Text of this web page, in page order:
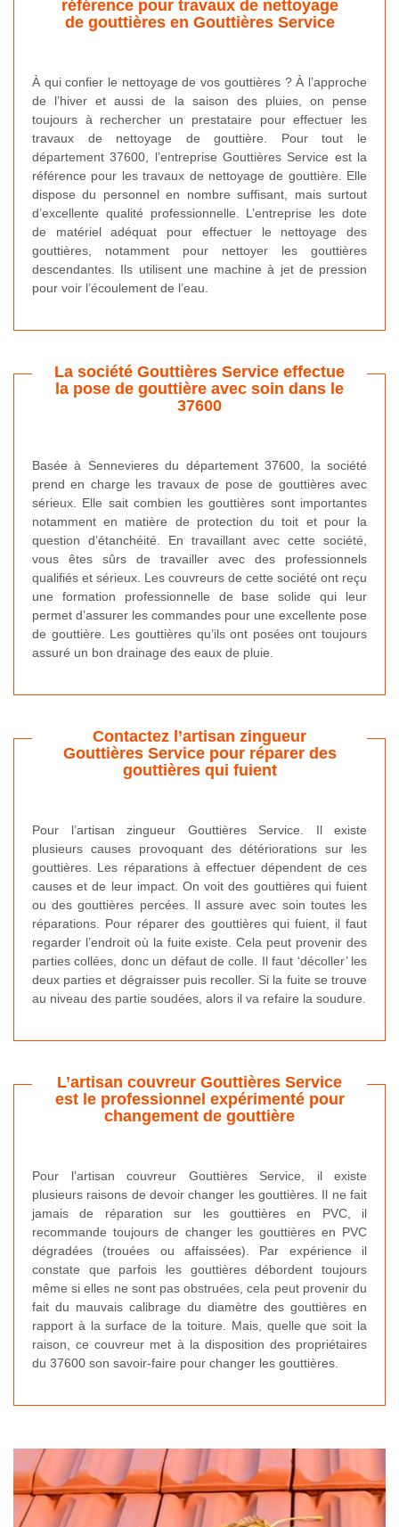
référence pour travaux de nettoyage
de gouttières en Gouttières Service
À qui confier le nettoyage de vos gouttières ? À l’approche
de l’hiver et aussi de la saison des pluies, on pense
toujours à rechercher un prestataire pour effectuer les
travaux de nettoyage de gouttière. Pour tout le
département 37600, l’entreprise Gouttières Service est la
référence pour les travaux de nettoyage de gouttière. Elle
dispose du personnel en nombre suffisant, mais surtout
d’excellente qualité professionnelle. L’entreprise les dote
de matériel adéquat pour effectuer le nettoyage des
gouttières, notamment pour nettoyer les gouttières
descendantes. Ils utilisent une machine à jet de pression
pour voir l’écoulement de l’eau.
La société Gouttières Service effectue
la pose de gouttière avec soin dans le
37600
Basée à Sennevieres du département 37600, la société
prend en charge les travaux de pose de gouttières avec
sérieux. Elle sait combien les gouttières sont importantes
notamment en matière de protection du toit et pour la
question d’étanchéité. En travaillant avec cette société,
vous êtes sûrs de travailler avec des professionnels
qualifiés et sérieux. Les couvreurs de cette société ont reçu
une formation professionnelle de base solide qui leur
permet d’assurer les commandes pour une excellente pose
de gouttière. Les gouttières qu’ils ont posées ont toujours
assuré un bon drainage des eaux de pluie.
Contactez l’artisan zingueur
Gouttières Service pour réparer des
gouttières qui fuient
Pour l’artisan zingueur Gouttières Service. Il existe
plusieurs causes provoquant des détériorations sur les
gouttières. Les réparations à effectuer dépendent de ces
causes et de leur impact. On voit des gouttières qui fuient
ou des gouttières percées. Il assure avec soin toutes les
réparations. Pour réparer des gouttières qui fuient, il faut
regarder l’endroit où la fuite existe. Cela peut provenir des
parties collées, donc un défaut de colle. Il faut ‘décoller’ les
deux parties et dégraisser puis recoller. Si la fuite se trouve
au niveau des partie soudées, alors il va refaire la soudure.
L’artisan couvreur Gouttières Service
est le professionnel expérimenté pour
changement de gouttière
Pour l’artisan couvreur Gouttières Service, il existe
plusieurs raisons de devoir changer les gouttières. Il ne fait
jamais de réparation sur les gouttières en PVC, il
recommande toujours de changer les gouttières en PVC
dégradées (trouées ou affaissées). Par expérience il
constate que parfois les gouttières débordent toujours
même si elles ne sont pas obstruées, cela peut provenir du
fait du mauvais calibrage du diamètre des gouttières en
rapport à la surface de la toiture. Mais, quelle que soit la
raison, ce couvreur met à la disposition des propriétaires
du 37600 son savoir-faire pour changer les gouttières.